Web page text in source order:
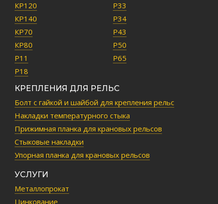
КР120
КР140
КР70
КР80
Р11
Р18
Р33
Р34
Р43
Р50
Р65
КРЕПЛЕНИЯ ДЛЯ РЕЛЬС
Болт с гайкой и шайбой для крепления рельс
Накладки температурного стыка
Прижимная планка для крановых рельсов
Стыковые накладки
Упорная планка для крановых рельсов
УСЛУГИ
Металлопрокат
Цинкование